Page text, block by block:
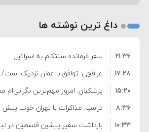
داغ ترین نوشته ها
سفر فرمانده سنتکام به اسرائیل
۲۱:۳۶
عراقچی: توافق با عمان نزدیک
۱۱ درصدی ایران از خزر
۱۷:۲۸
پزشکیان: امروز مهم‌ترین
است
۱۵:۲۰
ترامپ: مذاکرات با تهران خوب
۸:۳۶
بازداشت سفیر پیشین فلسطین در
۱۰:۳۳